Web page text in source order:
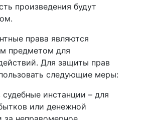
произведения будут
права являются
предметом для
Для защиты прав
следующие меры:
инстанции – для
или денежной